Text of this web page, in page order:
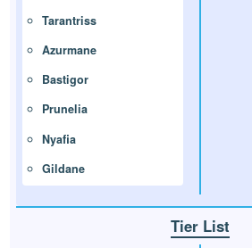
Tarantriss
Azurmane
Bastigor
Prunelia
Nyafia
Gildane
Tier List